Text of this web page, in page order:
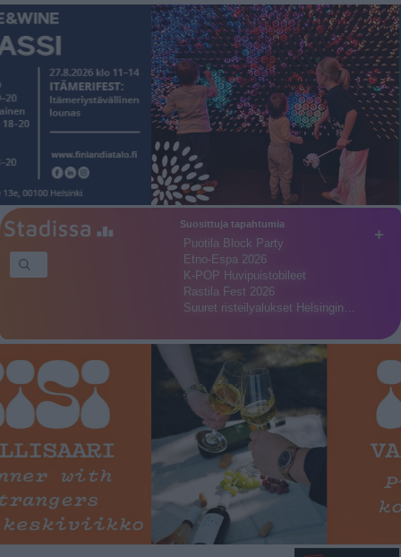
+
Suosittuja tapahtumia
Puotila Block Party
Etno-Espa 2026
K-POP Huvipuistobileet
Rastila Fest 2026
Suuret risteilyalukset Helsingin…